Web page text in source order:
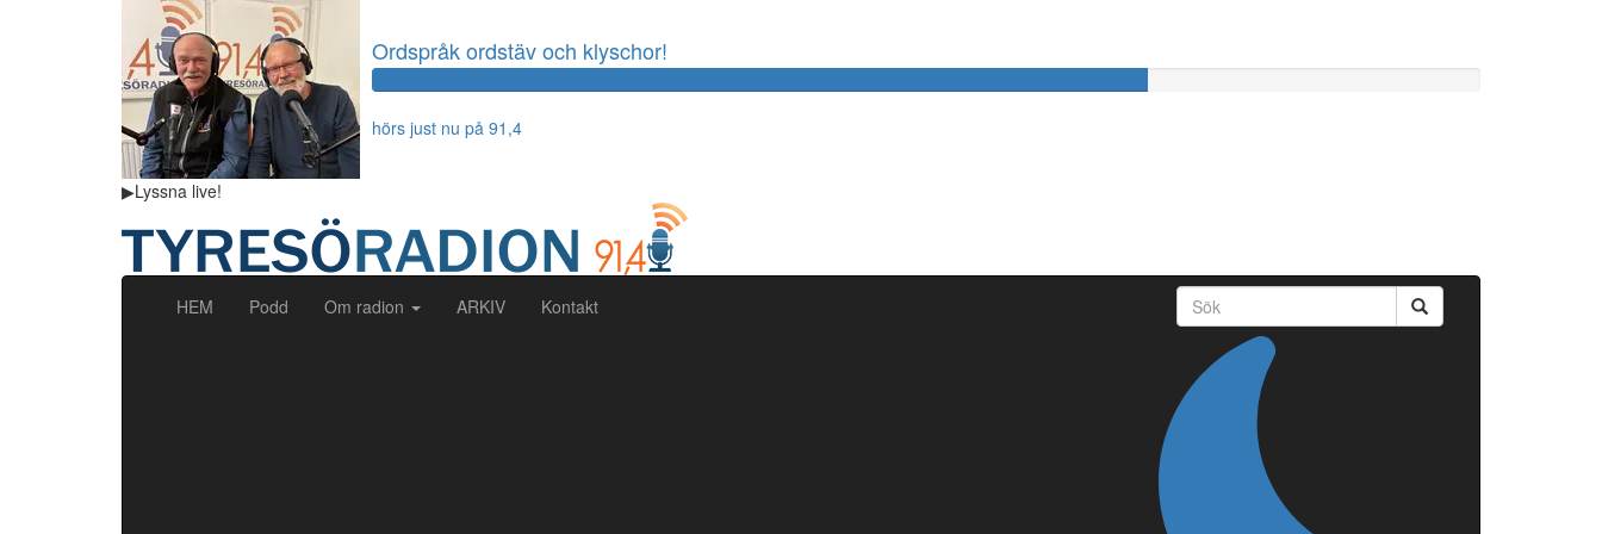
Ordspråk ordstäv och klyschor!
hörs just nu på 91,4
▶Lyssna live!
HEM (current)
Podd Om radion ARKIV Kontakt